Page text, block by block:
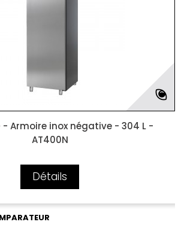
- Armoire inox négative - 304 L -
AT400N
Détails